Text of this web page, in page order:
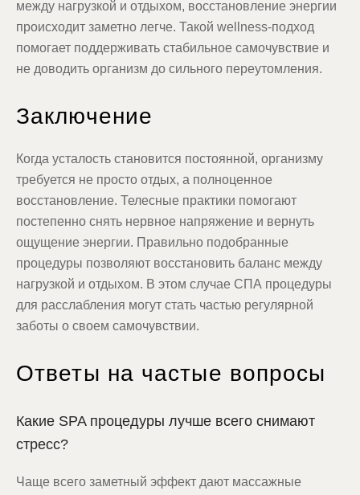
между нагрузкой и отдыхом, восстановление энергии
происходит заметно легче. Такой wellness-подход
помогает поддерживать стабильное самочувствие и
не доводить организм до сильного переутомления.
Заключение
Когда усталость становится постоянной, организму
требуется не просто отдых, а полноценное
восстановление. Телесные практики помогают
постепенно снять нервное напряжение и вернуть
ощущение энергии. Правильно подобранные
процедуры позволяют восстановить баланс между
нагрузкой и отдыхом. В этом случае СПА процедуры
для расслабления могут стать частью регулярной
заботы о своем самочувствии.
Ответы на частые вопросы
Какие SPA процедуры лучше всего снимают
стресс?
Чаще всего заметный эффект дают массажные